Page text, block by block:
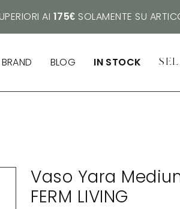
AI 175€ SOLAMENTE SU
BRAND BLOG IN STOCK
Vaso Yara
FERM LIVING